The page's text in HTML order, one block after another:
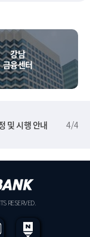
강남
금융센터
및 시행 안내 4/4
RESERVED.